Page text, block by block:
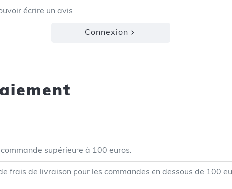
écrire un avis
Connexion
supérieure à 100 euros.
frais de livraison pour les commandes en dessous de 100